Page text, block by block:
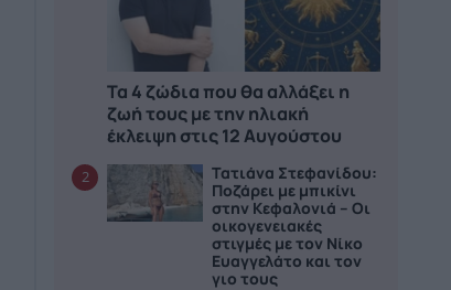
Τα 4 ζώδια που θα αλλάξει η
ζωή τους με την ηλιακή
έκλειψη στις 12 Αυγούστου
2
Τατιάνα Στεφανίδου:
Ποζάρει με μπικίνι
στην Κεφαλονιά – Οι
οικογενειακές
στιγμές με τον Νίκο
Ευαγγελάτο και τον
γιο τους